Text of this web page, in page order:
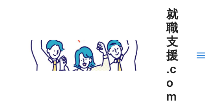
就
職
支
援
.c
o
m